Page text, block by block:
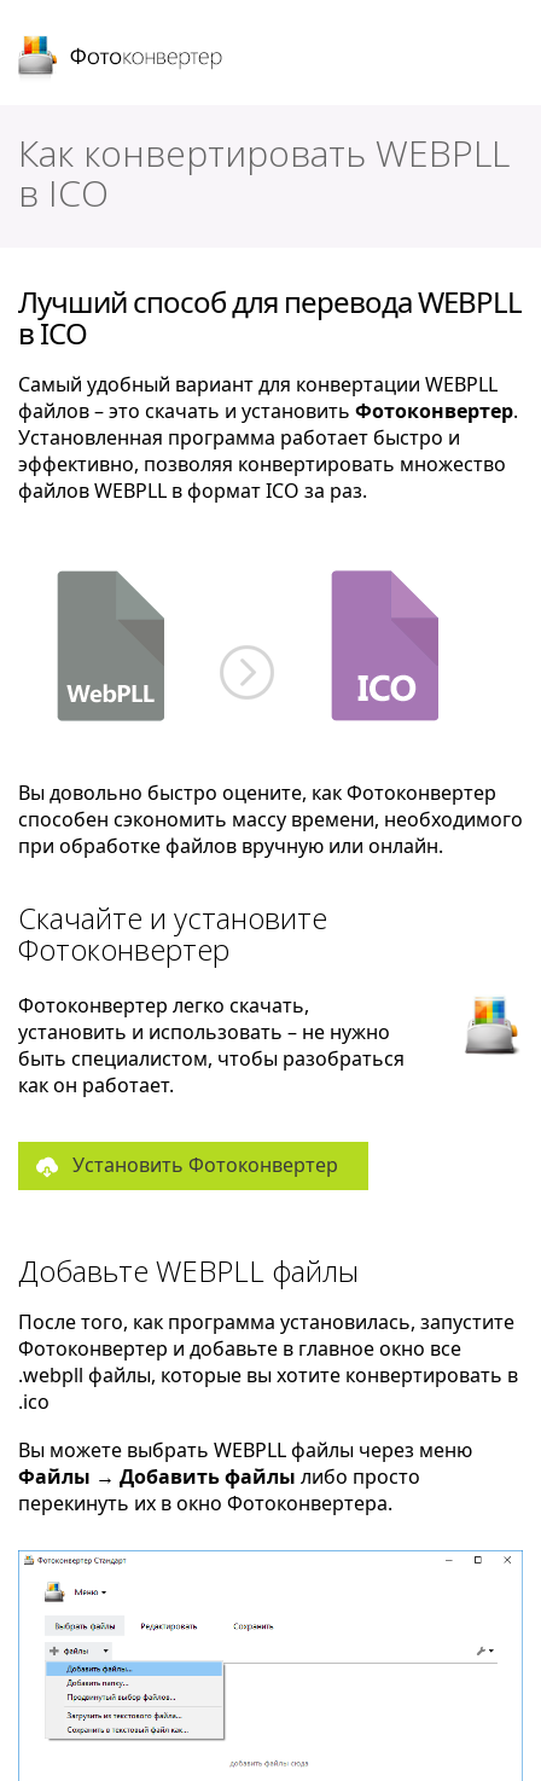
Как конвертировать WEBPLL
в ICO
Лучший способ для перевода WEBPLL
в ICO
Самый удобный вариант для конвертации WEBPLL
файлов – это скачать и установить Фотоконвертер.
Установленная программа работает быстро и
эффективно, позволяя конвертировать множество
файлов WEBPLL в формат ICO за раз.
Вы довольно быстро оцените, как Фотоконвертер
способен сэкономить массу времени, необходимого
при обработке файлов вручную или онлайн.
Скачайте и установите
Фотоконвертер
Фотоконвертер легко скачать,
установить и использовать – не нужно
быть специалистом, чтобы разобраться
как он работает.
Установить Фотоконвертер
Добавьте WEBPLL файлы
После того, как программа установилась, запустите
Фотоконвертер и добавьте в главное окно все
.webpll файлы, которые вы хотите конвертировать в
.ico
Вы можете выбрать WEBPLL файлы через меню
Файлы → Добавить файлы либо просто
перекинуть их в окно Фотоконвертера.